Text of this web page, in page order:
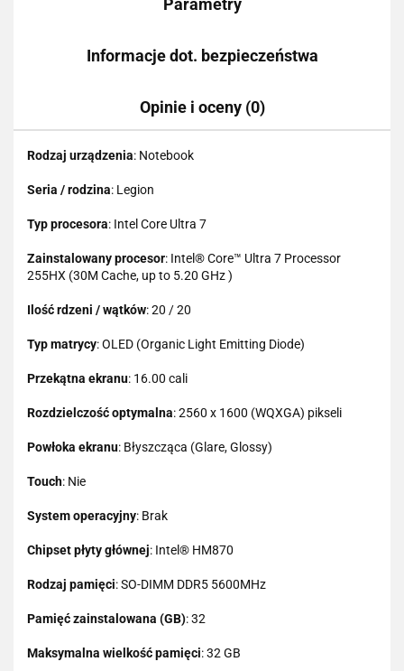
Informacje dot. bezpieczeństwa
Opinie i oceny (0)
Rodzaj urządzenia: Notebook
Seria / rodzina: Legion
Typ procesora: Intel Core Ultra 7
Zainstalowany procesor: Intel® Core™ Ultra 7 Processor
255HX (30M Cache, up to 5.20 GHz )
Ilość rdzeni / wątków: 20 / 20
Typ matrycy: OLED (Organic Light Emitting Diode)
Przekątna ekranu: 16.00 cali
Rozdzielczość optymalna: 2560 x 1600 (WQXGA) pikseli
Powłoka ekranu: Błyszcząca (Glare, Glossy)
Touch: Nie
System operacyjny: Brak
Chipset płyty głównej: Intel® HM870
Rodzaj pamięci: SO-DIMM DDR5 5600MHz
Pamięć zainstalowana (GB): 32
Maksymalna wielkość pamięci: 32 GB